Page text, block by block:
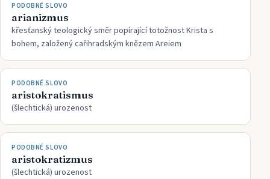
PODOBNÉ SLOVO
arianizmus
křesťanský teologický směr popírající totožnost Krista s
bohem, založený cařihradským knězem Areiem
PODOBNÉ SLOVO
aristokratismus
(šlechtická) urozenost
PODOBNÉ SLOVO
aristokratizmus
(šlechtická) urozenost